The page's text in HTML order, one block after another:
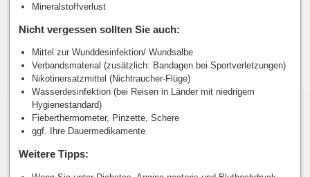
Mineralstoffverlust
Nicht vergessen sollten Sie auch:
Mittel zur Wunddesinfektion/ Wundsalbe
Verbandsmaterial (zusätzlich: Bandagen bei Sportverletzungen)
Nikotinersatzmittel (Nichtraucher-Flüge)
Wasserdesinfektion (bei Reisen in Länder mit niedrigem
Hygienestandard)
Fieberthermometer, Pinzette, Schere
ggf. Ihre Dauermedikamente
Weitere Tipps: